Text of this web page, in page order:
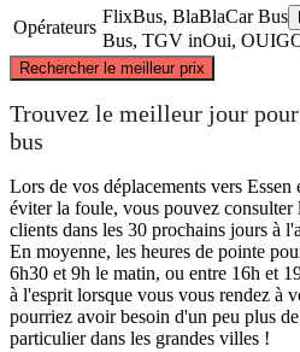
Opérateurs
FlixBus, BlaBlaCar Bus
Bus, TGV inOui,
Rechercher le meilleur prix
Nîmes
©
Trouvez le meilleur jour pour
bus
Lors de vos déplacements vers Essen
éviter la foule, vous pouvez consulter
clients dans les 30 prochains jours à
En moyenne, les heures de pointe
6h30 et 9h le matin, ou entre 16h et
à l'esprit lorsque vous vous rendez à
pourriez avoir besoin d'un peu plus
particulier dans les grandes villes !